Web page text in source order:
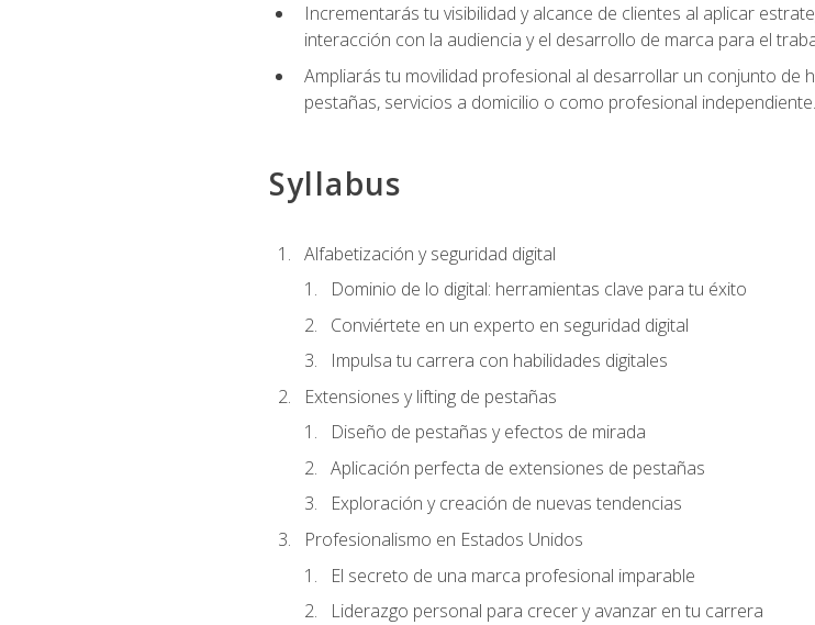
Incrementarás tu visibilidad y alcance de clientes al aplicar
interacción con la audiencia y el desarrollo de marca para el
Ampliarás tu movilidad profesional al desarrollar un conjunto de
pestañas, servicios a domicilio o como profesional independiente.
Syllabus
Alfabetización y seguridad digital
Dominio de lo digital: herramientas clave para tu éxito
Conviértete en un experto en seguridad digital
Impulsa tu carrera con habilidades digitales
Extensiones y lifting de pestañas
Diseño de pestañas y efectos de mirada
Aplicación perfecta de extensiones de pestañas
Exploración y creación de nuevas tendencias
Profesionalismo en Estados Unidos
El secreto de una marca profesional imparable
Liderazgo personal para crecer y avanzar en tu carrera